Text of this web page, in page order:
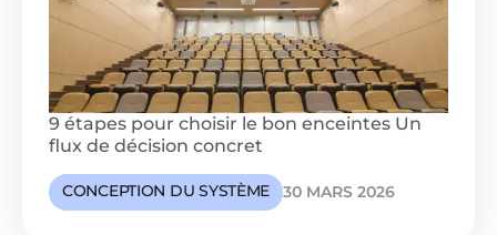
9 étapes pour choisir le bon enceintes Un
flux de décision concret
CONCEPTION DU SYSTÈME 30 MARS 2026